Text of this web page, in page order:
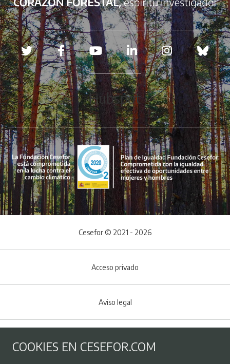
Redes sociales
Hubspot
Cesefor © 2021 - 2026
Acceso privado
Aviso legal
COOKIES EN CESEFOR.COM